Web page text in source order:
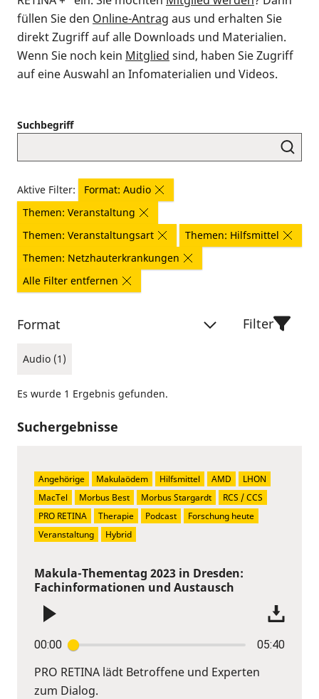
füllen Sie den Online-Antrag aus und erhalten Sie
direkt Zugriff auf alle Downloads und Materialien.
Wenn Sie noch kein Mitglied sind, haben Sie Zugriff
auf eine Auswahl an Infomaterialien und Videos.
Suchbegriff
Aktive Filter:
Format: Audio
Themen: Veranstaltung
Themen: Veranstaltungsart
Themen: Hilfsmittel
Themen: Netzhauterkrankungen
Alle Filter entfernen
Format
Audio (1)
Filter
Es wurde 1 Ergebnis gefunden.
Suchergebnisse
Makula-Thementag 2023 in Dresden:
Fachinformationen und Austausch
00:00 05:40
PRO RETINA lädt Betroffene und Experten
zum Dialog.
Angehörige Makulaödem Hilfsmittel AMD
LHON
MacTel
Morbus Best Morbus Stargardt
RCS / CCS
PRO RETINA
Therapie Podcast
Forschung heute
Veranstaltung
Hybrid